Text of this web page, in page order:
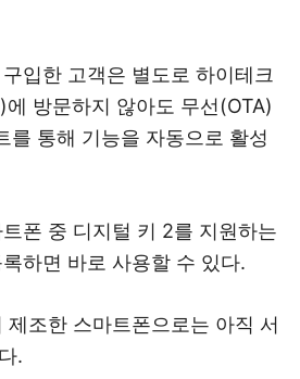
입한 고객은 별도로 하이테크
방문하지 않아도 무선(OTA)
를 통해 기능을 자동으로 활성
폰 중 디지털 키 2를 지원하는
하면 바로 사용할 수 있다.
제조한 스마트폰으로는 아직 서
.